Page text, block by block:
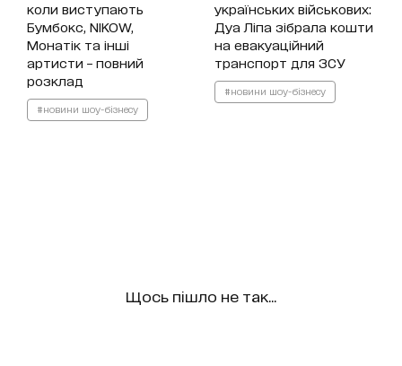
коли виступають
Бумбокс, NIKOW,
Монатік та інші
артисти – повний
розклад
#новини шоу-бізнесу
українських військових:
Дуа Ліпа зібрала кошти
на евакуаційний
транспорт для ЗСУ
#новини шоу-бізнесу
Щось пішло не так...